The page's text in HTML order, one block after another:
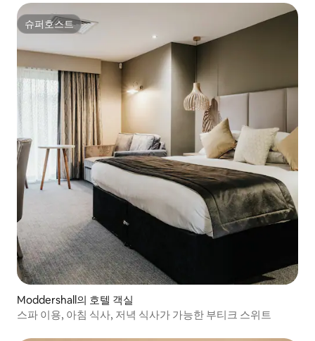
슈퍼호스트
슈퍼호스트
Moddershall의 호텔 객실
스파 이용, 아침 식사, 저녁 식사가 가능한 부티크 스위트